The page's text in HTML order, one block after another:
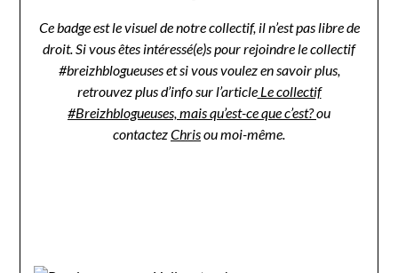
Ce badge est le visuel de notre collectif, il n’est pas libre de
droit. Si vous êtes intéressé(e)s pour rejoindre le collectif
#breizhblogueuses et si vous voulez en savoir plus,
retrouvez plus d’info sur l’articleLe collectif
#Breizhblogueuses, mais qu’est-ce que c’est?ou
contactezChrisou moi-même.